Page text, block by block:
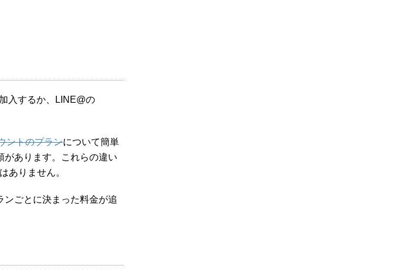
入するか、LINE@の
ントのプランについて簡単
があります。これらの違い
ありません。
ごとに決まった料金が追